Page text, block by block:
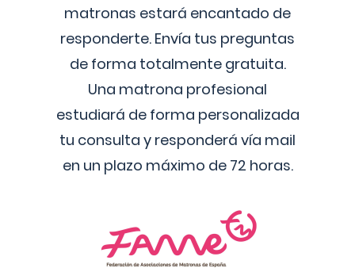
matronas estará encantado de
responderte. Envía tus preguntas
de forma totalmente gratuita.
Una matrona profesional
estudiará de forma personalizada
tu consulta y responderá vía mail
en un plazo máximo de 72 horas.